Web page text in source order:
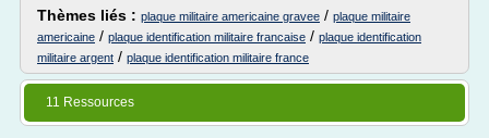
Thèmes liés : plaque militaire americaine gravee / plaque militaire
americaine / plaque identification militaire francaise / plaque identification
militaire argent / plaque identification militaire france
11 Ressources